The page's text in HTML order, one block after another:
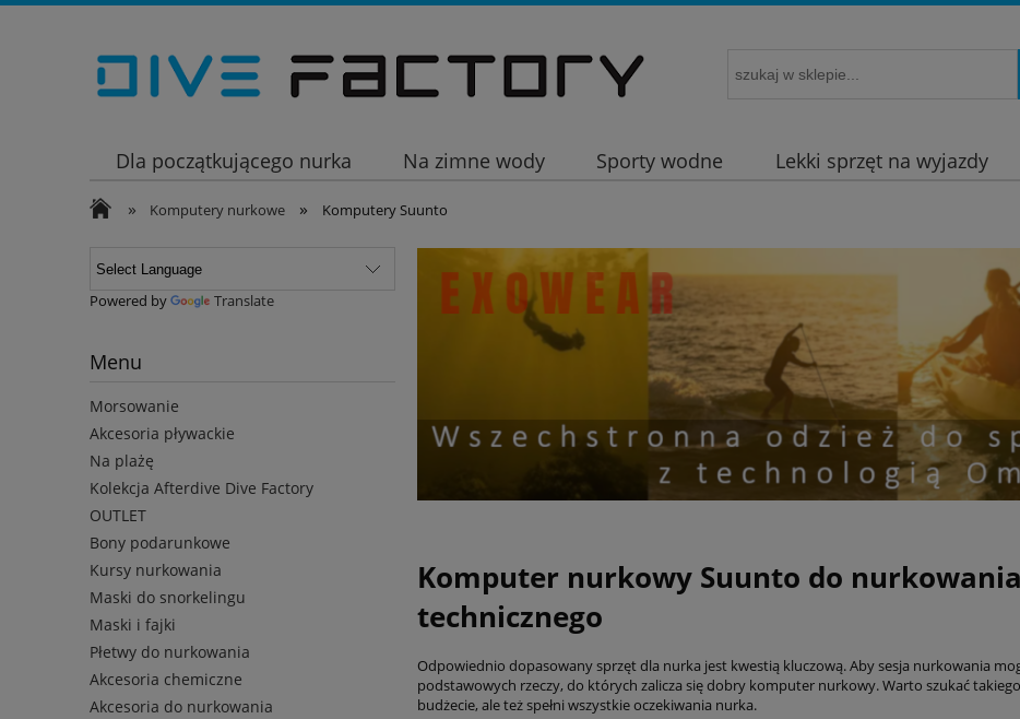
Dla początkującego nurka Na zimne wody Sporty wodne Lekki sprzęt na wyjazdy
Wakacje
» Komputery nurkowe » Komputery Suunto
Powered by Translate
Menu
Morsowanie
Akcesoria pływackie
Na plażę
Kolekcja Afterdive Dive Factory
OUTLET
Bony podarunkowe
Kursy nurkowania
Maski do snorkelingu
Maski i fajki
Płetwy do nurkowania
Akcesoria chemiczne
Akcesoria do nurkowania
Komputer nurkowy Suunto do
technicznego
Odpowiednio dopasowany sprzęt dla nurka jest kwestią kluczową. Aby sesja nurkowania
podstawowych rzeczy, do których zalicza się dobry komputer nurkowy. Warto szukać
budżecie, ale też spełni wszystkie oczekiwania nurka.